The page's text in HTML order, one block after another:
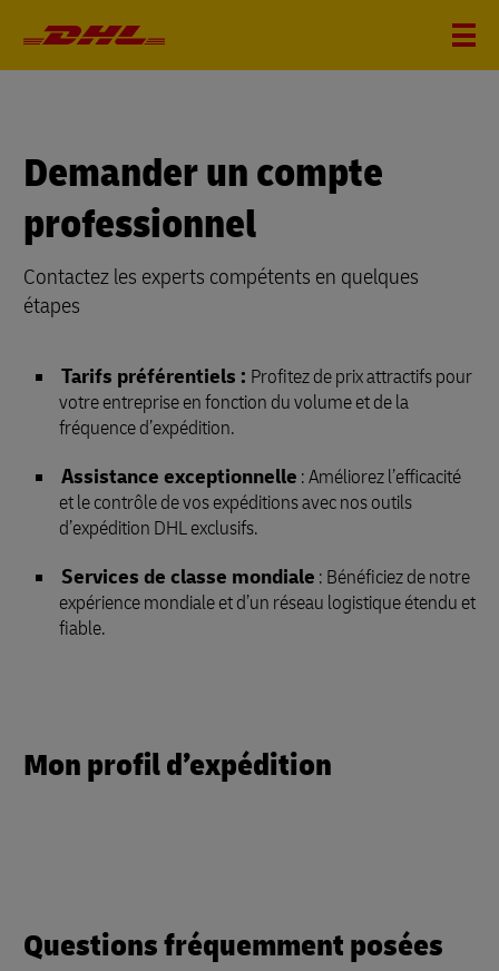
Demander un compte
professionnel
Contactez les experts compétents en quelques
étapes
Tarifs préférentiels : Profitez de prix attractifs pour
votre entreprise en fonction du volume et de la
fréquence d’expédition.
Assistance exceptionnelle : Améliorez l’efficacité
et le contrôle de vos expéditions avec nos outils
d’expédition DHL exclusifs.
Services de classe mondiale : Bénéficiez de notre
expérience mondiale et d’un réseau logistique étendu et
fiable.
Mon profil d’expédition
Questions fréquemment posées